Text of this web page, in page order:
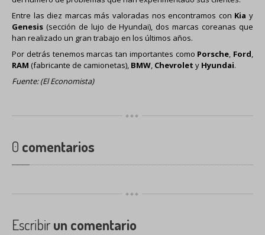
Entre las diez marcas más valoradas nos encontramos con Kia y
Genesis (sección de lujo de Hyundai), dos marcas coreanas que
han realizado un gran trabajo en los últimos años.
Por detrás tenemos marcas tan importantes como Porsche, Ford,
RAM (fabricante de camionetas), BMW, Chevrolet y Hyundai.
Fuente:(El Economista)
0 comentarios
Escribirun comentario